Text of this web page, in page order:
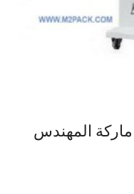
صورة الماكينة موديل 503 ماركة المهندس